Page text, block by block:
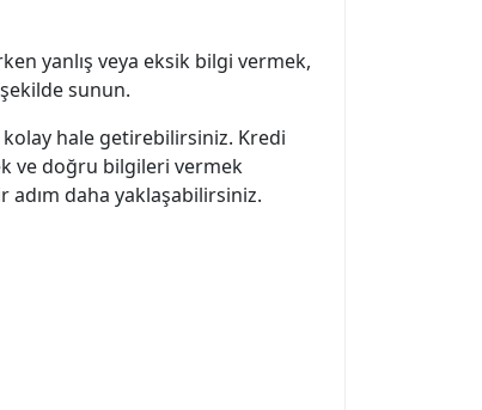
yanlış veya eksik bilgi vermek,
sunun.
kolay hale getirebilirsiniz. Kredi
ve doğru bilgileri vermek
adım daha yaklaşabilirsiniz.